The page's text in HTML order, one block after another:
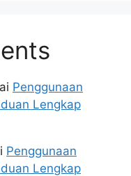
Penggunaan
Lengkap
Penggunaan
Lengkap